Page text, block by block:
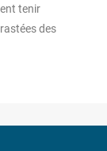
tenir
des